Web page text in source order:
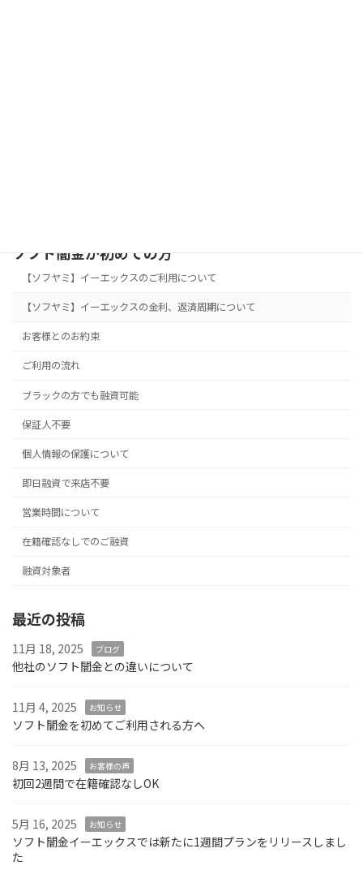
ソフト闇金が初めての方
【ソフヤミ】イーエックスのご利用について
【ソフヤミ】イーエックスの金利、返済周期について
お客様とのお約束
ご利用の流れ
ブラックの方でも融資可能
保証人不要
個人情報の保護について
即日融資で来店不要
営業時間について
在籍確認なしでのご融資
融資対象者
最近の投稿
11月 18, 2025 ブログ
他社のソフト闇金との違いについて
11月 4, 2025 お知らせ
ソフト闇金を初めてご利用される方へ
8月 13, 2025 お客様の声
初回2週間で在籍確認なしOK
5月 16, 2025 お知らせ
ソフト闇金イーエックスでは新たに1週間プランをリリースしまし
た